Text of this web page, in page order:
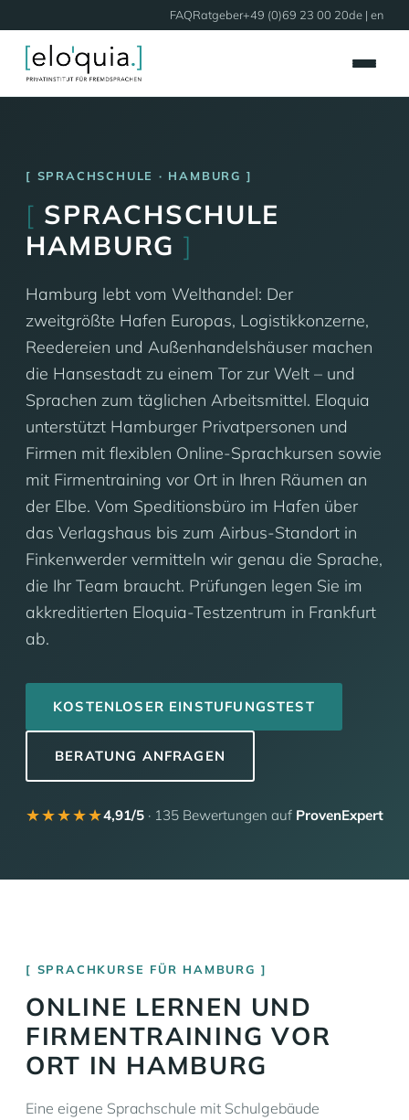
FAQRatgeber+49 (0)69 23 00 20de | en
SPRACHSCHULE · HAMBURG
[ SPRACHSCHULE
HAMBURG ]
Hamburg lebt vom Welthandel: Der
zweitgrößte Hafen Europas, Logistikkonzerne,
Reedereien und Außenhandelshäuser machen
die Hansestadt zu einem Tor zur Welt – und
Sprachen zum täglichen Arbeitsmittel. Eloquia
unterstützt Hamburger Privatpersonen und
Firmen mit flexiblen Online-Sprachkursen sowie
mit Firmentraining vor Ort in Ihren Räumen an
der Elbe. Vom Speditionsbüro im Hafen über
das Verlagshaus bis zum Airbus-Standort in
Finkenwerder vermitteln wir genau die Sprache,
die Ihr Team braucht. Prüfungen legen Sie im
akkreditierten Eloquia-Testzentrum in Frankfurt
ab.
KOSTENLOSER EINSTUFUNGSTEST
BERATUNG ANFRAGEN
★★★★★4,91/5 · 135 Bewertungen auf ProvenExpert
SPRACHKURSE FÜR HAMBURG
ONLINE LERNEN UND
FIRMENTRAINING VOR
ORT IN HAMBURG
Eine eigene Sprachschule mit Schulgebäude